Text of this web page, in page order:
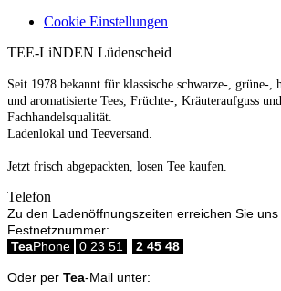
Cookie Einstellungen
TEE-LiNDEN Lüdenscheid
Seit 1978 bekannt für klassische schwarze-, grüne-,
und aromatisierte Tees, Früchte-, Kräuteraufguss
Fachhandelsqualität.
Ladenlokal und Teeversand.
Jetzt frisch abgepackten, losen Tee kaufen.
Telefon
Zu den Ladenöffnungszeiten erreichen Sie
Festnetznummer:
TeaPhone 0 23 51 2 45 48
Oder per Tea-Mail unter: